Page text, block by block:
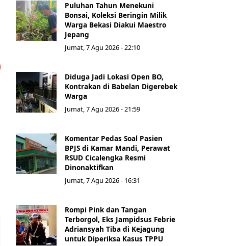
Puluhan Tahun Menekuni
Bonsai, Koleksi Beringin Milik
Warga Bekasi Diakui Maestro
Jepang
Jumat, 7 Agu 2026 - 22:10
Diduga Jadi Lokasi Open BO,
Kontrakan di Babelan Digerebek
Warga
Jumat, 7 Agu 2026 - 21:59
Komentar Pedas Soal Pasien
BPJS di Kamar Mandi, Perawat
RSUD Cicalengka Resmi
Dinonaktifkan
Jumat, 7 Agu 2026 - 16:31
Rompi Pink dan Tangan
Terborgol, Eks Jampidsus Febrie
Adriansyah Tiba di Kejagung
untuk Diperiksa Kasus TPPU